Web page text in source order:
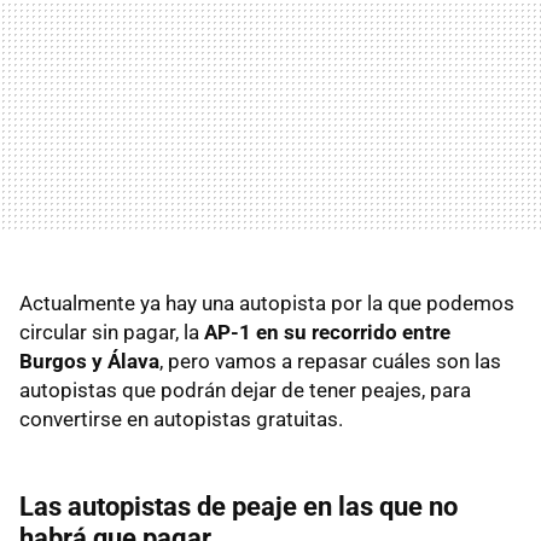
Actualmente ya hay una autopista por la que podemos
circular sin pagar, la AP-1 en su recorrido entre
Burgos y Álava, pero vamos a repasar cuáles son las
autopistas que podrán dejar de tener peajes, para
convertirse en autopistas gratuitas.
Las autopistas de peaje en las que no